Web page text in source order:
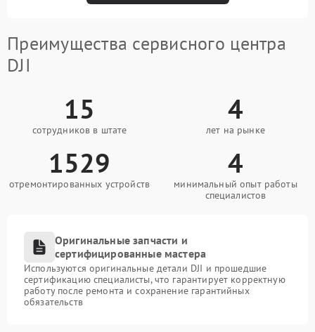
Преимущества сервисного центра
DJI
15
сотрудников в штате
4
лет на рынке
1529
отремонтированных устройств
4
минимальный опыт работы
специалистов
Оригинальные запчасти и
сертифицированные мастера
Используются оригинальные детали DJI и прошедшие
сертификацию специалисты, что гарантирует корректную
работу после ремонта и сохранение гарантийных
обязательств